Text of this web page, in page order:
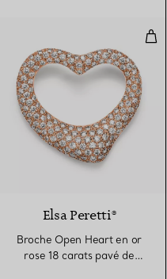
Open Heart en or rose
3 Matériaux
Elsa Peretti®
Broche Open Heart en or
rose 18 carats pavé de